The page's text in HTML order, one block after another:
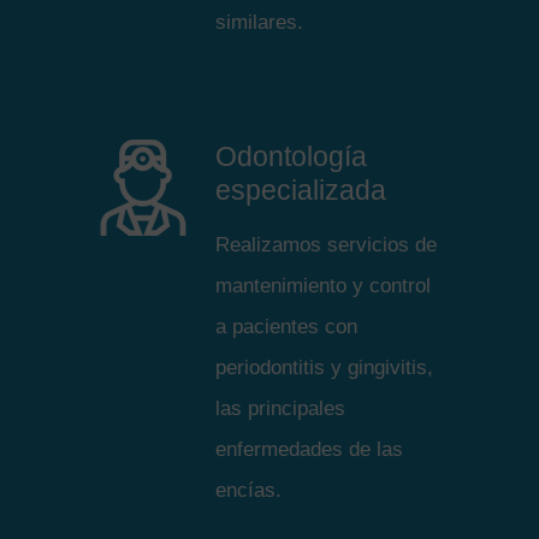
similares.
Odontología
especializada
Realizamos servicios de
mantenimiento y control
a pacientes con
periodontitis y gingivitis,
las principales
enfermedades de las
encías.